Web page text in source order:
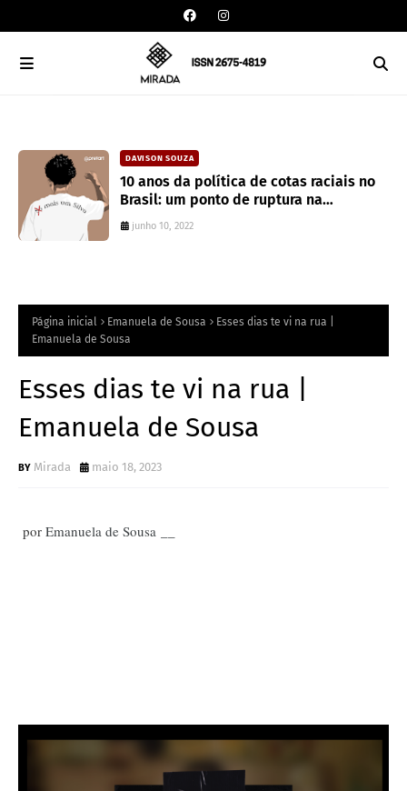
DAVISON SOUZA
10 anos da política de cotas raciais no
Brasil: um ponto de ruptura na
colonialidade
junho 10, 2022
Página inicial Emanuela de Sousa
Esses dias te vi na rua |
Emanuela de Sousa
Esses dias te vi na rua |
Emanuela de Sousa
Mirada maio 18, 2023
por Emanuela de Sousa __